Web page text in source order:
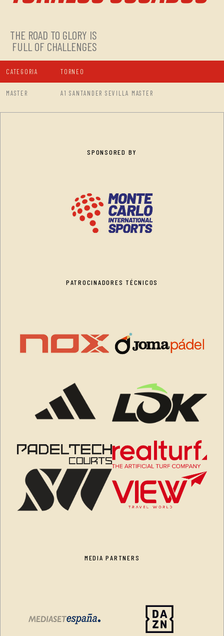
THE ROAD TO GLORY IS
FULL OF CHALLENGES
CATEGORIA TORNEO
MASTER A1 SANTANDER SEVILLA MASTER
SPONSORED BY
PATROCINADORES TÉCNICOS
MEDIA PARTNERS